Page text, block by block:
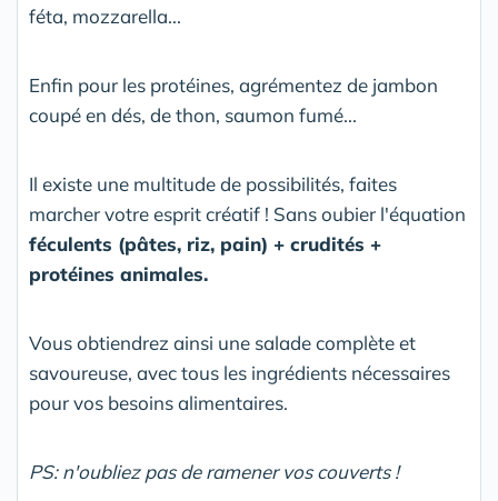
féta, mozzarella...
Enfin pour les protéines, agrémentez de jambon
coupé en dés, de thon, saumon fumé...
Il existe une multitude de possibilités, faites
marcher votre esprit créatif ! Sans oubier l'équation
féculents (pâtes, riz, pain) + crudités +
protéines animales.
Vous obtiendrez ainsi une salade complète et
savoureuse, avec tous les ingrédients nécessaires
pour vos besoins alimentaires.
PS: n'oubliez pas de ramener vos couverts !